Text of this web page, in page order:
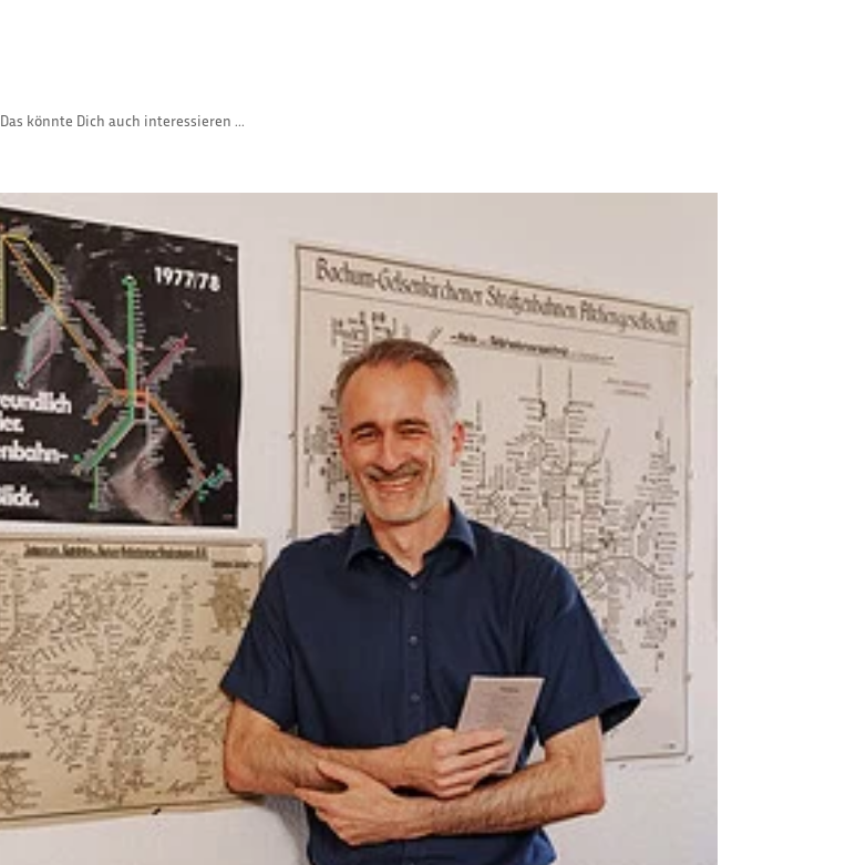
Das könnte Dich auch interessieren ...